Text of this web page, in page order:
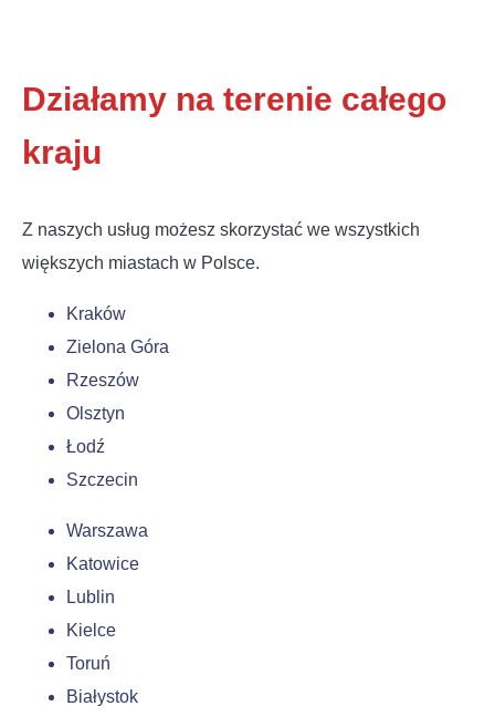
Działamy na terenie całego
kraju
Z naszych usług możesz skorzystać we wszystkich
większych miastach w Polsce.
Kraków
Zielona Góra
Rzeszów
Olsztyn
Łodź
Szczecin
Warszawa
Katowice
Lublin
Kielce
Toruń
Białystok